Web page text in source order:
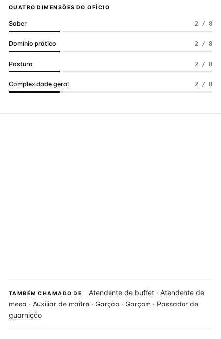
QUATRO DIMENSÕES DO OFÍCIO
Saber 2 / 8
Domínio prático 2 / 8
Postura 2 / 8
Complexidade geral 2 / 8
TAMBÉM CHAMADO DE Atendente de buffet · Atendente de
mesa · Auxiliar de maître · Garção · Garçom · Passador de
guarnição